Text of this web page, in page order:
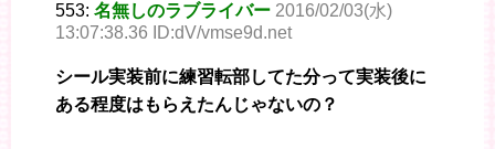
553: 名無しのラブライバー 2016/02/03(水)
13:07:38.36 ID:dV/vmse9d.net
シール実装前に練習転部してた分って実装後に
ある程度はもらえたんじゃないの？